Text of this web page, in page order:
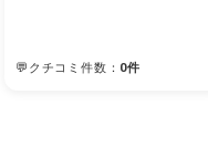
💬クチコミ件数： 0件